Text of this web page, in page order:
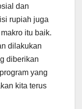
dan
rupiah juga
itu baik.
dilakukan
diberikan
yang
kita terus